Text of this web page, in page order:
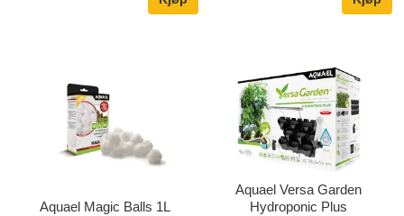
Aquael Magic Balls 1L
Aquael Versa Garden
Hydroponic Plus